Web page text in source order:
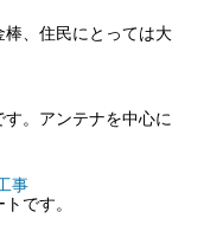
、住民にとっては大
。アンテナを中心に
事
です。